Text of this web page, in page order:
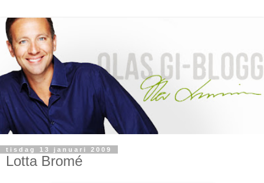
tisdag 13 januari 2009
Lotta Bromé